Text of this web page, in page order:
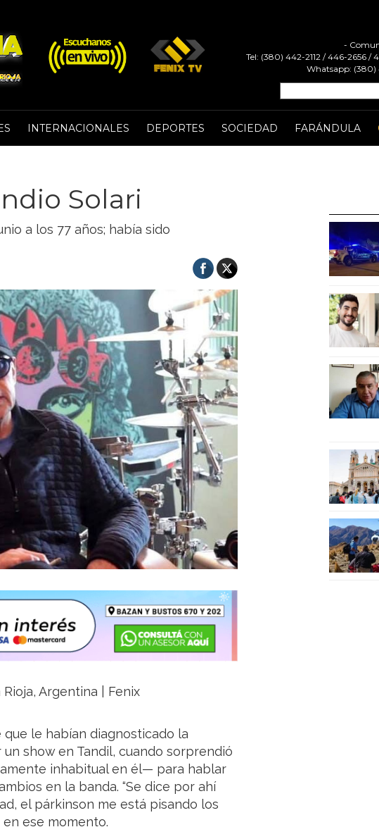
-
Tel: (380) 442-2112 / 446-2656 /
Whatsapp: (380)
INTERNACIONALES DEPORTES SOCIEDAD FARÁNDULA
Solari
a los 77 años; había sido
Argentina | Fenix
le habían diagnosticado la
show en Tandil, cuando sorprendió
inhabitual en él— para hablar
en la banda. “Se dice por ahí
el párkinson me está pisando los
en ese momento.